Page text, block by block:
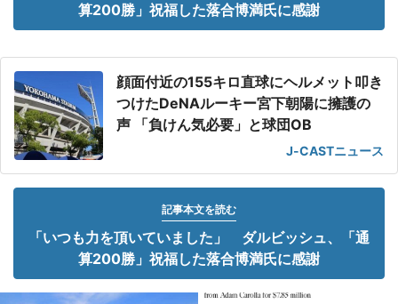
算200勝」祝福した落合博満氏に感謝
顔面付近の155キロ直球にヘルメット叩き
つけたDeNAルーキー宮下朝陽に擁護の
声 「負けん気必要」と球団OB
J-CASTニュース
記事本文を読む
「いつも力を頂いていました」 ダルビッシュ、「通
算200勝」祝福した落合博満氏に感謝